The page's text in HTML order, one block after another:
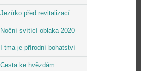
Jezírko před revitalizací
Noční svítící oblaka 2020
I tma je přírodní bohatství
Cesta ke hvězdám